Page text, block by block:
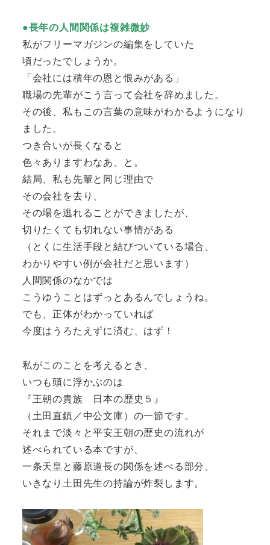
●長年の人間関係は複雑微妙
私がフリーマガジンの編集をしていた
頃だったでしょうか。
「会社には積年の恩と恨みがある」
職場の先輩がこう言って会社を辞めました。
その後、私もこの言葉の意味がわかるようになり
ました。
つき合いが長くなると
色々ありますわなあ、と。
結局、私も先輩と同じ理由で
その会社を去り、
その場を逃れることができましたが、
切りたくても切れない事情がある
（とくに生活手段と結びついている場合、
わかりやすい例が会社だと思います）
人間関係のなかでは
こうゆうことはずっとあるんでしょうね。
でも、正体がわかっていれば
今度はうろたえずに済む、はず！
私がこのことを考えるとき、
いつも頭に浮かぶのは
『王朝の貴族 日本の歴史５』
（土田直鎮／中公文庫）の一節です。
それまで淡々と平安王朝の歴史の流れが
述べられている本ですが、
一条天皇と藤原道長の関係を述べる部分、
いきなり土田先生の持論が炸裂します。